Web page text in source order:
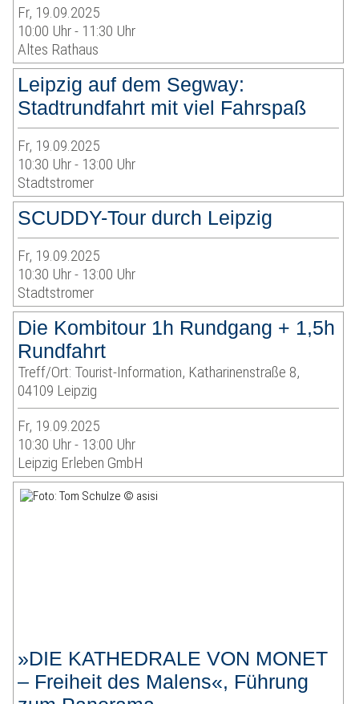
Fr, 19.09.2025
10:00 Uhr - 11:30 Uhr
Altes Rathaus
Leipzig auf dem Segway:
Stadtrundfahrt mit viel Fahrspaß
Fr, 19.09.2025
10:30 Uhr - 13:00 Uhr
Stadtstromer
SCUDDY-Tour durch Leipzig
Fr, 19.09.2025
10:30 Uhr - 13:00 Uhr
Stadtstromer
Die Kombitour 1h Rundgang + 1,5h
Rundfahrt
Treff/Ort: Tourist-Information, Katharinenstraße 8,
04109 Leipzig
Fr, 19.09.2025
10:30 Uhr - 13:00 Uhr
Leipzig Erleben GmbH
»DIE KATHEDRALE VON MONET
– Freiheit des Malens«, Führung